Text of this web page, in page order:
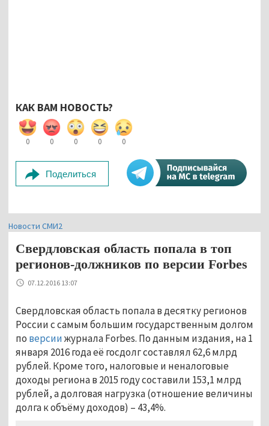
КАК ВАМ НОВОСТЬ?
0 0 0 0 0
Поделиться
Новости СМИ2
Свердловская область попала в топ
регионов-должников по версии Forbes
07.12.2016 13:07
Свердловская область попала в десятку регионов
России с самым большим государственным долгом
по версиижурнала Forbes. По данным издания, на 1
января 2016 года её госдолг составлял 62,6 млрд
рублей. Кроме того, налоговые и неналоговые
доходы региона в 2015 году составили 153,1 млрд
рублей, а долговая нагрузка (отношение величины
долга к объёму доходов) – 43,4%.